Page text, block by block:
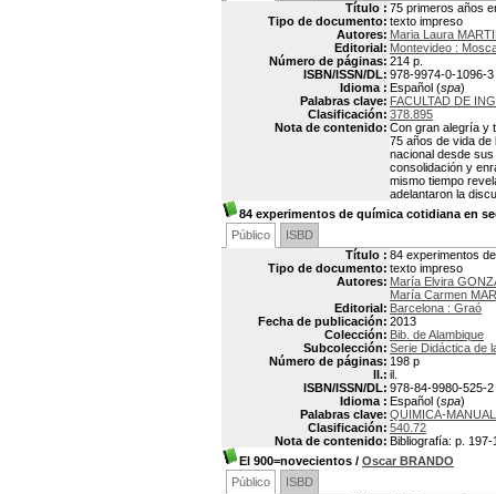
Título : 75 primeros años
Tipo de documento: texto impreso
Autores: Maria Laura
Editorial: Montevideo :
Número de páginas: 214 p.
ISBN/ISSN/DL: 978-9974-0-1096-3
Idioma : Español (spa)
Palabras clave: FACULTAD DE
Clasificación: 378.895
Nota de contenido: Con gran alegría y
75 años de vida de
nacional desde
consolidación y
mismo tiempo
adelantaron la
84 experimentos de química cotidiana en
Público
ISBD
Título : 84 experimentos
Tipo de documento: texto impreso
Autores: María Elvira
María Carmen
Editorial: Barcelona : Graó
Fecha de publicación: 2013
Colección: Bib. de Alambique
Subcolección: Serie Didáctica de
Número de páginas: 198 p
Il.: il.
ISBN/ISSN/DL: 978-84-9980-525-2
Idioma : Español (spa)
Palabras clave: QUIMICA-
Clasificación: 540.72
Nota de contenido: Bibliografía: p. 197-
El 900=novecientos / Oscar BRANDO
Público
ISBD